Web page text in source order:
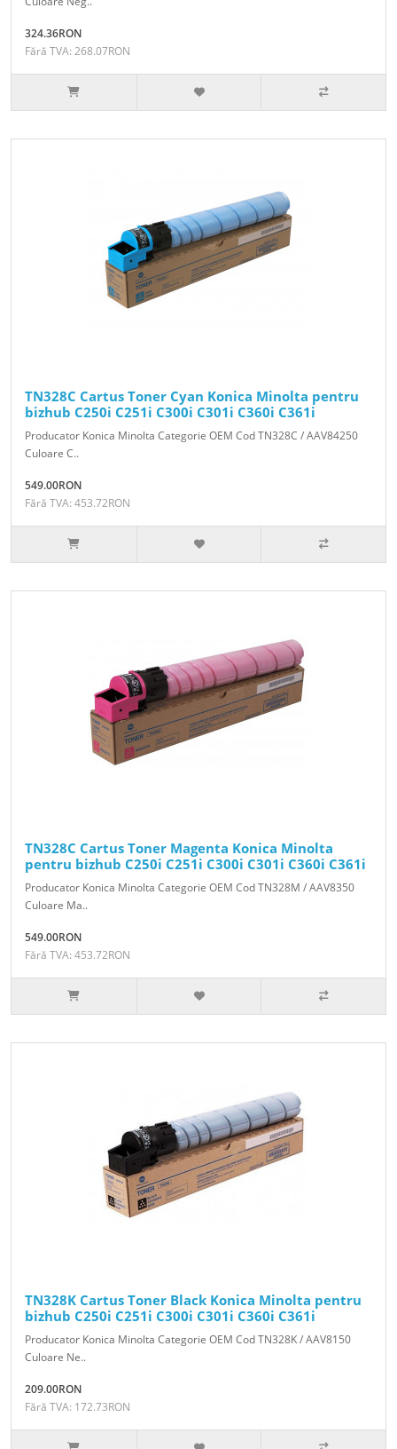
324.36RON
Fără TVA: 268.07RON
TN328C Cartus Toner Cyan Konica Minolta pentru
bizhub C250i C251i C300i C301i C360i C361i
Producator Konica Minolta Categorie OEM Cod TN328C / AAV84250
Culoare C..
549.00RON
Fără TVA: 453.72RON
TN328C Cartus Toner Magenta Konica Minolta
pentru bizhub C250i C251i C300i C301i C360i C361i
Producator Konica Minolta Categorie OEM Cod TN328M / AAV8350
Culoare Ma..
549.00RON
Fără TVA: 453.72RON
TN328K Cartus Toner Black Konica Minolta pentru
bizhub C250i C251i C300i C301i C360i C361i
Producator Konica Minolta Categorie OEM Cod TN328K / AAV8150
Culoare Ne..
209.00RON
Fără TVA: 172.73RON